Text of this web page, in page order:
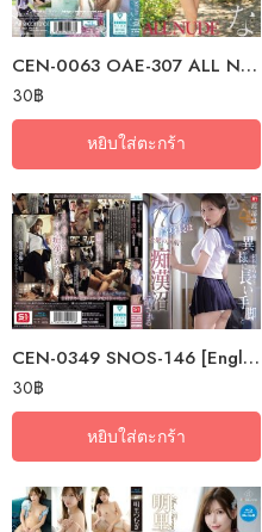
CEN-0063 OAE-307 ALL NUDE Miina Tsuji (Blu-ray Disc)
30฿
หยิบใส่ตะกร้า
CEN-0349 SNOS-146 [English Subtitle] Watanabe Hono’s Unusually Long Limbs…
30฿
หยิบใส่ตะกร้า